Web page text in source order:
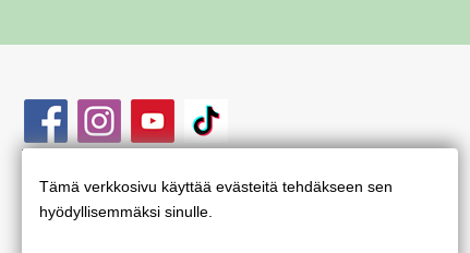
Henkilötietojen
ja
Tämä verkkosivu käyttää evästeitä tehdäkseen sen
hyödyllisemmäksi sinulle.